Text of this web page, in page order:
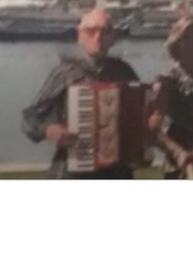
Saltar
para
conteúdo